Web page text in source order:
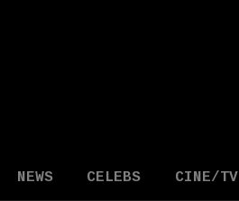
NEWS CELEBS CINE/TV